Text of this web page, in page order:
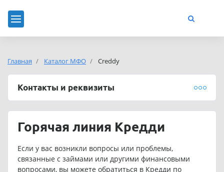
Главная Каталог МФО Сreddy
Контакты и реквизиты
Горячая линия Кредди
Если у вас возникли вопросы или проблемы,
связанные с займами или другими финансовыми
вопросами, вы можете обратиться в Кредди по